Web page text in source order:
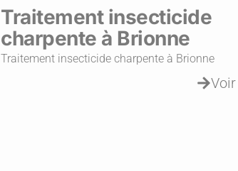
Traitement insecticide
charpente à Brionne
Traitement insecticide charpente à Brionne
Voir